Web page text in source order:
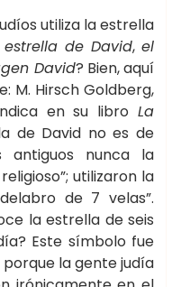
utiliza la estrella
de David, el
David? Bien, aquí
M. Hirsch Goldberg,
en su libro La
de David no es de
antiguos nunca la
utilizaron la
de 7 velas”.
la estrella de seis
Este símbolo fue
la gente judía